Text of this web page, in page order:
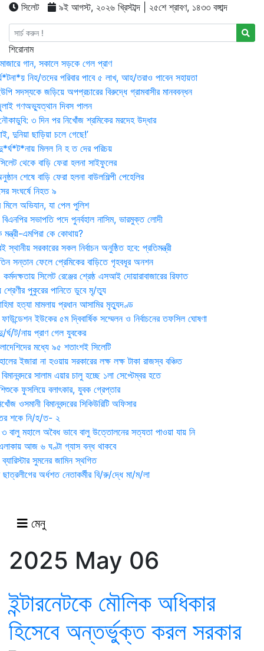
সিলেট ৯ই আগস্ট, ২০২৬ খ্রিস্টাব্দ | ২৫শে শ্রাবণ, ১৪৩৩ বঙ্গাব্দ
শিরোনাম
গান, সকালে সড়কে গেল প্রাণ
নিহ/তদের পরিবার পাবে ৫ লাখ, আহ/তরাও পাবেন সহায়তা
সদস্যকে জড়িয়ে অপপ্রচারের বিরুদ্ধে গ্রামবাসীর মানববন্ধন
গণঅভ্যুত্থান দিবস পালন
৩ দিন পর নিখোঁজ শ্রমিকের মরদেহ উদ্ধার
দুনিয়া ছাড়িয়া চলে গেছে!’
মিলল নি হ ত দের পরিচয়
থেকে বাড়ি ফেরা হলনা সাইফুলের
শেষে বাড়ি ফেরা হলনা বাউলশিল্পী পেহেলির
সংঘর্ষে নিহত ৯
মিলে অভিযান, যা পেল পুলিশ
সভাপতি পদে পুনর্বহাল নাসিম, ভারমুক্ত লোদী
মন্ত্রী-এমপিরা কে কোথায়?
সরকারের সকল নির্বাচন অনুষ্ঠিত হবে: প্রতিমন্ত্রী
সন্তান ফেলে প্রেমিকের বাড়িতে গৃহবধূর অনশন
সিলেট রেঞ্জের শ্রেষ্ঠ এসআই দোয়ারাবাজারের রিফাত
শ্রেণীর পুকুরের পানিতে ডুবে মৃ/ত্যু
হত্যা মামলায় প্রধান আসামির মৃত্যুদণ্ড
ইউকের ৫ম দ্বিবার্ষিক সম্মেলন ও নির্বাচনের তফসিল ঘোষণা
ট/নায় প্রাণ গেল যুবকের
মধ্যে ৯৫ শতাংশই সিলেটি
ইজারা না হওয়ায় সরকারের লক্ষ লক্ষ টাকা রাজস্ব বঞ্চিত
সালাম এয়ার চালু হচ্ছে ১লা সেপ্টেম্বর হতে
ফুসলিয়ে বলাৎকার, যুবক গ্রেপ্তার
ওসমানী বিমানবন্দরের সিকিউরিটি অফিসার
শকে নি/হ/ত- ২
বালু মহালে অবৈধ ভাবে বালু উত্তোলনের সত্যতা পাওয়া যায় নি
আজ ৬ ঘণ্টা গ্যাস বন্ধ থাকবে
সুমনের জামিন স্থগিত
ছাত্রলীগের অর্ধশত নেতাকর্মীর বি/রু/দ্ধে মা/ম/লা
মেনু
2025 May 06
ইন্টারনেটকে মৌলিক অধিকার
হিসেবে অন্তর্ভুক্ত করল সরকার